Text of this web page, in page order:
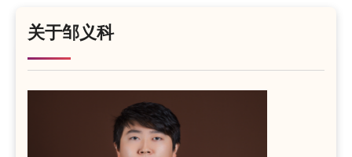
关于邹义科